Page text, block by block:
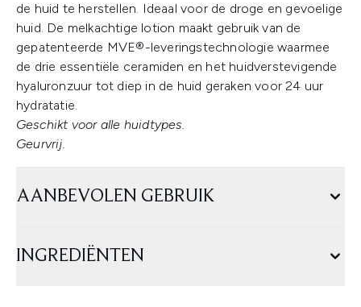
de huid te herstellen. Ideaal voor de droge en gevoelige
huid. De melkachtige lotion maakt gebruik van de
gepatenteerde MVE®-leveringstechnologie waarmee
de drie essentiële ceramiden en het huidverstevigende
hyaluronzuur tot diep in de huid geraken voor 24 uur
hydratatie.
Geschikt voor alle huidtypes.
Geurvrij.
AANBEVOLEN GEBRUIK
INGREDIËNTEN